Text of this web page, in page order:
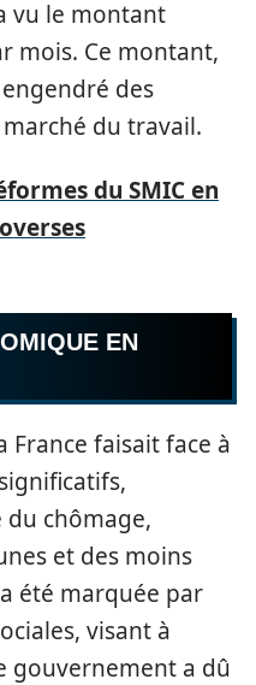
vu le montant
mois. Ce montant,
des
du travail.
du SMIC en
EN
France faisait face à
chômage,
et des moins
été marquée par
visant à
gouvernement a dû